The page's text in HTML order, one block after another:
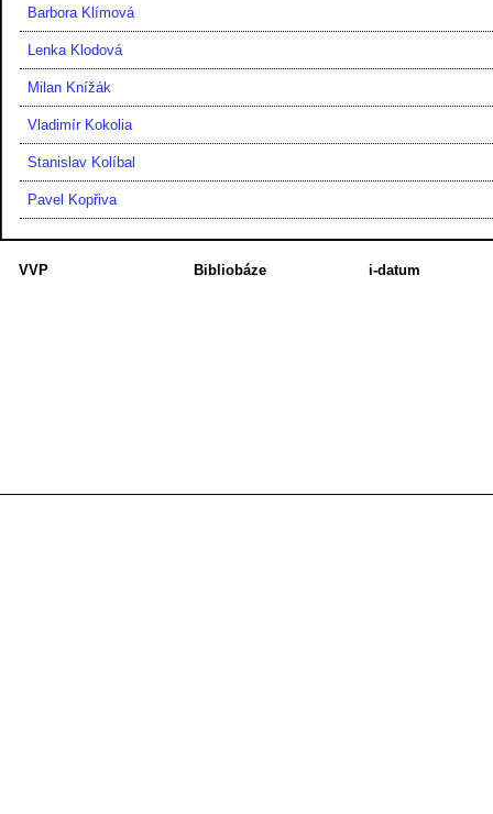
Barbora Klímová
Lenka Klodová
Milan Knížák
Vladimír Kokolia
Stanislav Kolíbal
Pavel Kopřiva
VVP Bibliobáze i-datum